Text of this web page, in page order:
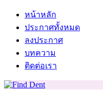
หน้าหลัก
ประกาศทั้งหมด
ลงประกาศ
บทความ
ติดต่อเรา